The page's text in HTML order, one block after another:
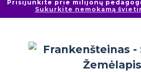
Prisijunkite prie milijonų
Sukurkite nemokamą